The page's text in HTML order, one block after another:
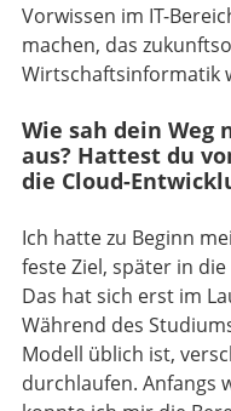
Vorwissen im IT-
machen, das
Wirtschaftsinformatik
Wie sah dein Weg
aus? Hattest du
die Cloud-
Ich hatte zu Beginn
feste Ziel, später in
Das hat sich erst im
Während des
Modell üblich ist,
durchlaufen. Anfangs